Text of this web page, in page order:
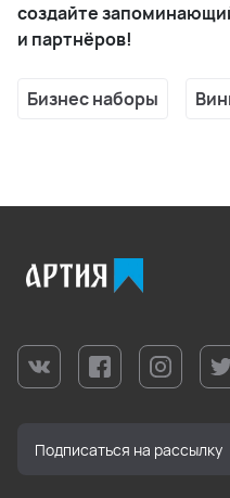
создайте
и партнёров!
Бизнес наборы